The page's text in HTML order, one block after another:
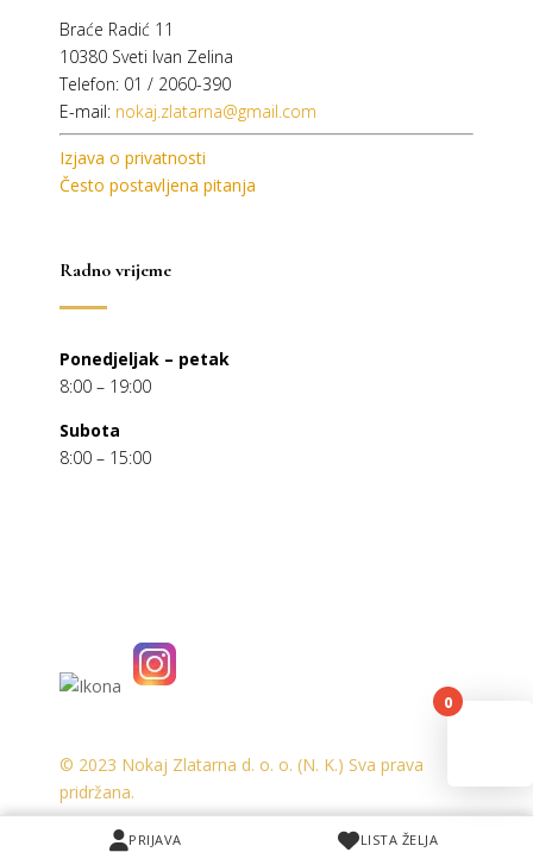
Braće Radić 11
10380 Sveti Ivan Zelina
Telefon: 01 / 2060-390
E-mail: nokaj.zlatarna@gmail.com
Izjava o privatnosti
Često postavljena pitanja
Radno vrijeme
Ponedjeljak – petak
8:00 – 19:00
Subota
8:00 – 15:00
© 2023 Nokaj Zlatarna d. o. o. (N. K.) Sva prava
pridržana.
PRIJAVA LISTA ŽELJA
PRIJAVA LISTA ŽELJA
0